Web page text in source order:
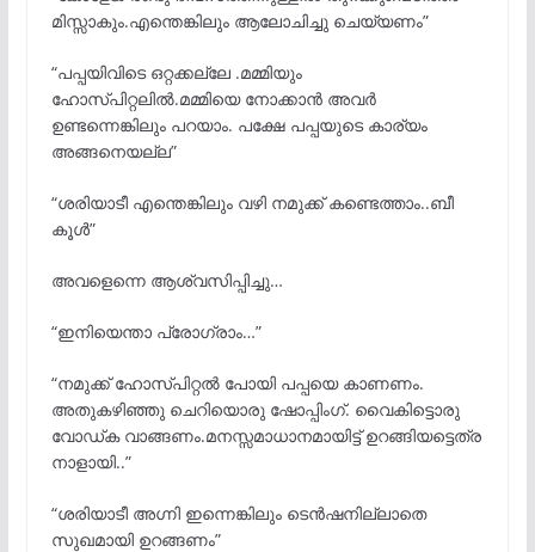
മിസ്സാകും.എന്തെങ്കിലും ആലോചിച്ചു ചെയ്യണം”
“പപ്പയിവിടെ ഒറ്റക്കല്ലേ .മമ്മിയും
ഹോസ്പിറ്റലിൽ.മമ്മിയെ നോക്കാൻ അവർ
ഉണ്ടന്നെങ്കിലും പറയാം. പക്ഷേ പപ്പയുടെ കാര്യം
അങ്ങനെയല്ല”
“ശരിയാടീ എന്തെങ്കിലും വഴി നമുക്ക് കണ്ടെത്താം..ബീ
കൂൾ”
അവളെന്നെ ആശ്വസിപ്പിച്ചു…
“ഇനിയെന്താ പ്രോഗ്രാം…”
“നമുക്ക് ഹോസ്പിറ്റൽ പോയി പപ്പയെ കാണണം.
അതുകഴിഞ്ഞു ചെറിയൊരു ഷോപ്പിംഗ്. വൈകിട്ടൊരു
വോഡ്ക വാങ്ങണം.മനസ്സമാധാനമായിട്ട് ഉറങ്ങിയട്ടെത്ര
നാളായി..”
“ശരിയാടീ അഗ്നി ഇന്നെങ്കിലും ടെൻഷനില്ലാതെ
സുഖമായി ഉറങ്ങണം”